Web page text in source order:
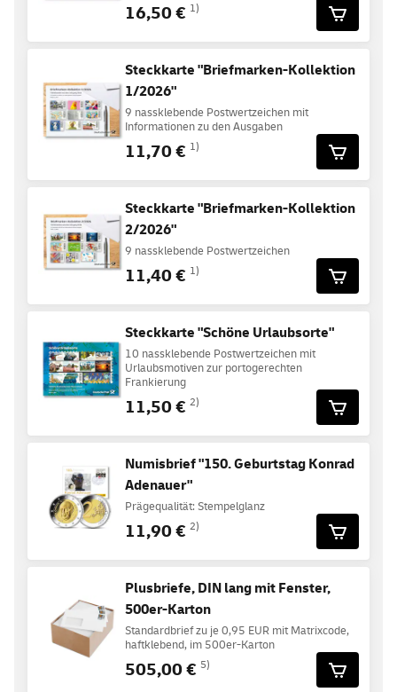
16,50 € 1)
Steckkarte "Briefmarken-Kollektion
1/2026"
9 nassklebende Postwertzeichen mit
Informationen zu den Ausgaben
11,70 € 1)
Steckkarte "Briefmarken-Kollektion
2/2026"
9 nassklebende Postwertzeichen
11,40 € 1)
Steckkarte "Schöne Urlaubsorte"
10 nassklebende Postwertzeichen mit
Urlaubsmotiven zur portogerechten
Frankierung
11,50 € 2)
Numisbrief "150. Geburtstag Konrad
Adenauer"
Prägequalität: Stempelglanz
11,90 € 2)
Plusbriefe, DIN lang mit Fenster,
500er-Karton
Standardbrief zu je 0,95 EUR mit Matrixcode,
haftklebend, im 500er-Karton
505,00 € 5)